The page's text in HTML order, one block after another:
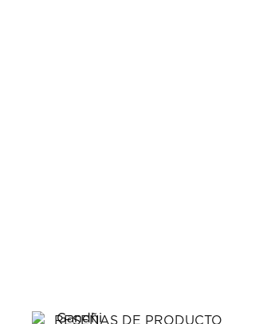
RESEÑAS DE PRODUCTO